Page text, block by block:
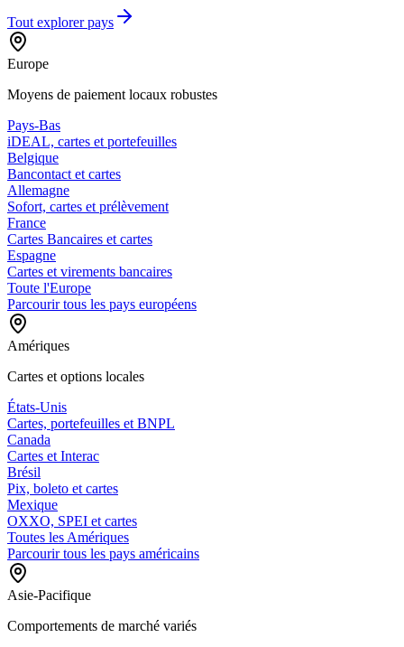
Tout explorer pays
Europe
Moyens de paiement locaux robustes
Pays-Bas
iDEAL, cartes et portefeuilles
Belgique
Bancontact et cartes
Allemagne
Sofort, cartes et prélèvement
France
Cartes Bancaires et cartes
Espagne
Cartes et virements bancaires
Toute l'Europe
Parcourir tous les pays européens
Amériques
Cartes et options locales
États-Unis
Cartes, portefeuilles et BNPL
Canada
Cartes et Interac
Brésil
Pix, boleto et cartes
Mexique
OXXO, SPEI et cartes
Toutes les Amériques
Parcourir tous les pays américains
Asie-Pacifique
Comportements de marché variés